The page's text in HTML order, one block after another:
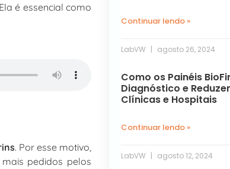
é essencial como
. Por esse motivo,
pedidos pelos
Continuar lendo »
LabVW agosto 26, 2024
Como os Painéis
Diagnóstico e
Clínicas e Hospitais
Continuar lendo »
LabVW agosto 12, 2024